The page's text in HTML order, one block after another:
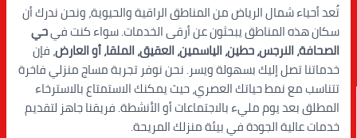
تُعد أحياء شمال الرياض من المناطق الراقية والحيوية، ونحن ندرك أن
سكان هذه المناطق يبحثون عن أرقى الخدمات. سواء كنت فيحي
الصحافة، النرجس، حطين، الياسمين، العقيق، الملقا، أو العارض، فإن
خدماتنا تصل إليك بسهولة ويسر. نحن نوفر تجربة مساج منزلي فاخرة
تتناسب مع نمط حياتك العصري، حيث يمكنك الاستمتاع بالاسترخاء
المطلق بعد يوم مليء بالاجتماعات أو الأنشطة. فريقنا جاهز لتقديم
خدمات عالية الجودة في بيئة منزلك المريحة.